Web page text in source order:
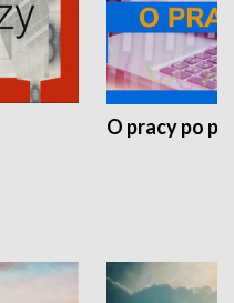
O pracy po